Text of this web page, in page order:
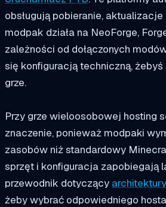
obsługują pobieranie,
modpak działa na NeoForge,
zależności od dołączonych
się konfiguracją techniczną, żebyś
grze.
Przy grze wieloosobowej hosting
znaczenie, ponieważ modpaki
zasobów niż standardowy
sprzęt i konfiguracja zapobiegają
przewodnik dotyczący
żeby wybrać odpowiedniego